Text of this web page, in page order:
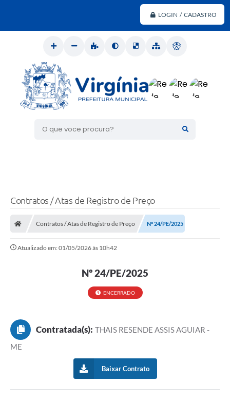
LOGIN / CADASTRO
O que voce procura?
Contratos / Atas de Registro de Preço
Contratos / Atas de Registro de Preço Nº 24/PE/2025
Atualizado em: 01/05/2026 às 10h42
Nº 24/PE/2025
ENCERRADO
Contratada(s): THAIS RESENDE ASSIS AGUIAR -
ME
Baixar Contrato